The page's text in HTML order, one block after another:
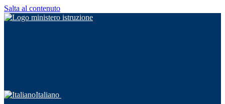
Salta al contenuto
Italiano